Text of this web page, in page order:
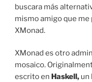
buscara más
mismo amigo que
XMonad.
XMonad es otro
mosaico.
escrito en Haskell, un